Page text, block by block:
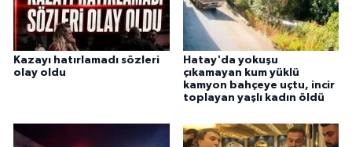
Kazayı hatırlamadı sözleri
olay oldu
Hatay'da yokuşu
çıkamayan kum yüklü
kamyon bahçeye uçtu, incir
toplayan yaşlı kadın öldü